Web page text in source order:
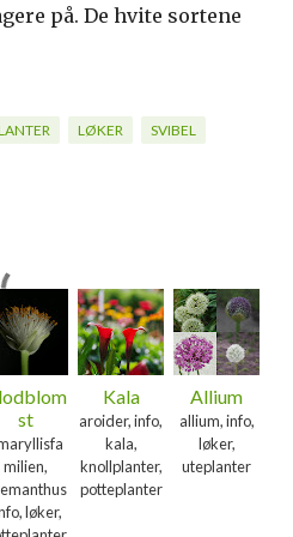
på. De hvite sortene
LØKER SVIBEL
st
milien,
løker,
Kala
aroider, info,
kala,
knollplanter,
potteplanter
Allium
allium, info,
løker,
uteplanter